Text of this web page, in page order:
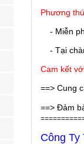
Phương
- Miễn
- Tại
Cam kết
==> Cung
==> Đảm
Công